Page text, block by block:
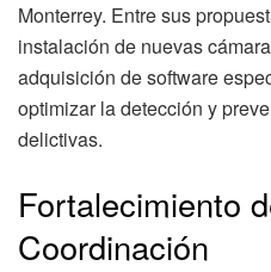
Monterrey. Entre sus
instalación de nuevas
adquisición de software
optimizar la detección y
delictivas.
Fortalecimiento
Coordinación